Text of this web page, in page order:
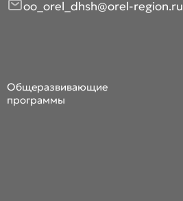
oo_orel_dhsh@orel-region.ru
Общеразвивающие
программы